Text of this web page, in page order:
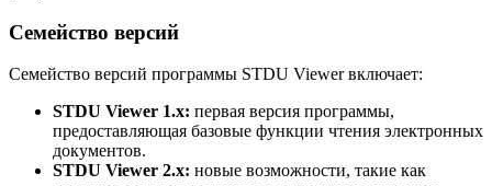
Семейство версий
Семейство версий программы STDU Viewer включает:
STDU Viewer 1.x: первая версия программы,
предоставляющая базовые функции чтения электронных
документов.
STDU Viewer 2.x: новые возможности, такие как